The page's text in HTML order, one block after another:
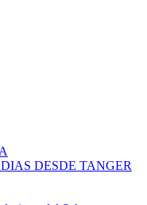
DESDE TANGER